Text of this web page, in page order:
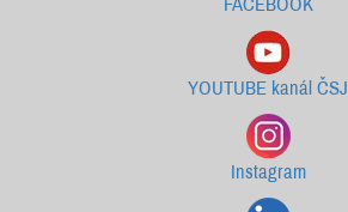
FACEBOOK
YOUTUBE kanál ČSJ
Instagram